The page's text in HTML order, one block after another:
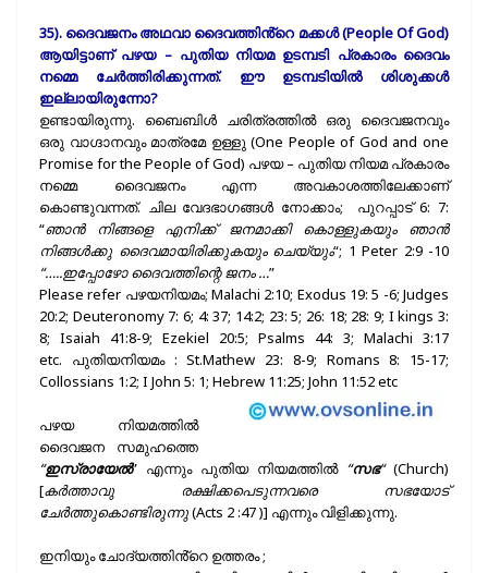
35). ദൈവജനം അഥവാ ദൈവത്തിൻ്റെ മക്കൾ (People Of God)
ആയിട്ടാണ് പഴയ – പുതിയ നിയമ ഉടമ്പടി പ്രകാരം ദൈവം
നമ്മെ ചേർത്തിരിക്കുന്നത്. ഈ ഉടമ്പടിയിൽ ശിശുക്കൾ
ഇല്ലായിരുന്നോ?
ഉണ്ടായിരുന്നു. ബൈബിൾ ചരിത്രത്തിൽ ഒരു ദൈവജനവും
ഒരു വാഗ്ദാനവും മാത്രമേ ഉള്ളു (One People of God and one
Promise for the People of God) പഴയ – പുതിയ നിയമ പ്രകാരം
നമ്മെ ദൈവജനം എന്ന അവകാശത്തിലേക്കാണ്
കൊണ്ടുവന്നത്. ചില വേദഭാഗങ്ങൾ നോക്കാം; പുറപ്പാട് 6: 7:
“ഞാൻ നിങ്ങളെ എനിക്ക് ജനമാക്കി കൊള്ളുകയും ഞാൻ
നിങ്ങൾക്കു ദൈവമായിരിക്കുകയും ചെയ്യും“; 1 Peter 2:9 -10
“…..ഇപ്പോഴോ ദൈവത്തിന്റെ ജനം …”
Please refer പഴയനിയമം; Malachi 2:10; Exodus 19: 5 -6; Judges
20:2; Deuteronomy 7: 6; 4: 37; 14:2; 23: 5; 26: 18; 28: 9; I kings 3:
8; Isaiah 41:8-9; Ezekiel 20:5; Psalms 44: 3; Malachi 3:17
etc. പുതിയനിയമം : St.Mathew 23: 8-9; Romans 8: 15-17;
Collossians 1:2; I John 5: 1; Hebrew 11:25; John 11:52 etc
പഴയ നിയമത്തിൽ
ദൈവജന സമുഹത്തെ
“ഇസ്രായേൽ” എന്നും പുതിയ നിയമത്തിൽ “സഭ“(Church)
[കർത്താവു രക്ഷിക്കപെടുന്നവരെ സഭയോട്
ചേർത്തുകൊണ്ടിരുന്നു(Acts 2 :47 )] എന്നും വിളിക്കുന്നു.
ഇനിയും ചോദ്യത്തിൻ്റെ ഉത്തരം ;